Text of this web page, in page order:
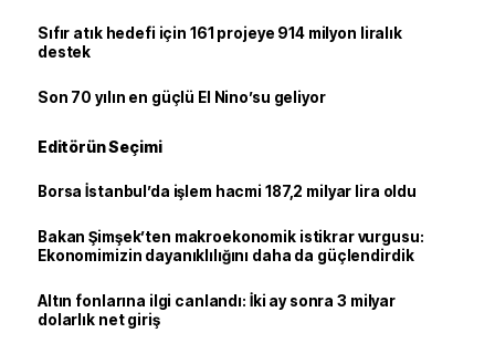
Sıfır atık hedefi için 161 projeye 914 milyon liralık
destek
Son 70 yılın en güçlü El Nino’su geliyor
Editörün Seçimi
Borsa İstanbul’da işlem hacmi 187,2 milyar lira oldu
Bakan Şimşek’ten makroekonomik istikrar vurgusu:
Ekonomimizin dayanıklılığını daha da güçlendirdik
Altın fonlarına ilgi canlandı: İki ay sonra 3 milyar
dolarlık net giriş